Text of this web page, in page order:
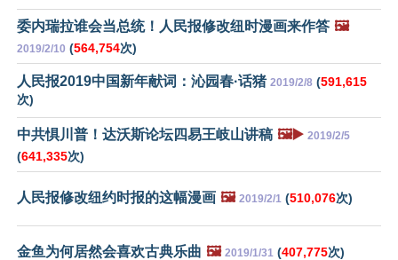
委内瑞拉谁会当总统！人民报修改纽时漫画来作答 🖼️
2019/2/10 (564,754次)
人民报2019中国新年献词：沁园春·话猪 2019/2/8 (591,615
次)
中共惧川普！达沃斯论坛四易王岐山讲稿 🖼️▶️ 2019/2/5
(641,335次)
人民报修改纽约时报的这幅漫画 🖼️ 2019/2/1 (510,076次)
金鱼为何居然会喜欢古典乐曲 🖼️ 2019/1/31 (407,775次)